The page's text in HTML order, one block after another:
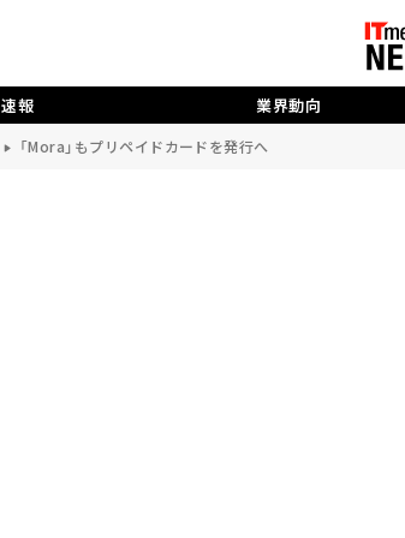
速報 業界動向
「Mora」もプリペイドカードを発行へ